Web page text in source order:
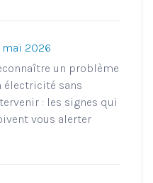
mai 2026
un problème
électricité sans
: les signes qui
vous alerter